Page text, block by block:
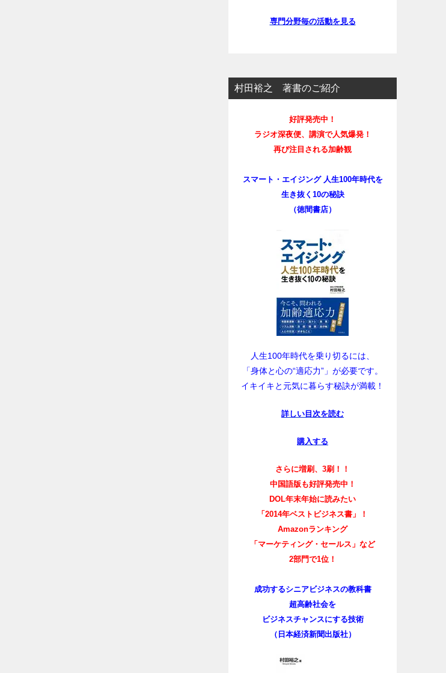
専門分野毎の活動を見る
村田裕之 著書のご紹介
好評発売中！
ラジオ深夜便、講演で人気爆発！
再び注目される加齢観
スマート・エイジング 人生100年時代を
生き抜く10の秘訣
（徳間書店）
人生100年時代を乗り切るには、
「身体と心の“適応力”」が必要です。
イキイキと元気に暮らす秘訣が満載！
詳しい目次を読む
購入する
さらに増刷、3刷！！
中国語版も好評発売中！
DOL年末年始に読みたい
「2014年ベストビジネス書」！
Amazonランキング
「マーケティング・セールス」など
2部門で1位！
成功するシニアビジネスの教科書
超高齢社会を
ビジネスチャンスにする技術
（日本経済新聞出版社）